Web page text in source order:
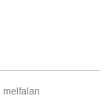
melfalan